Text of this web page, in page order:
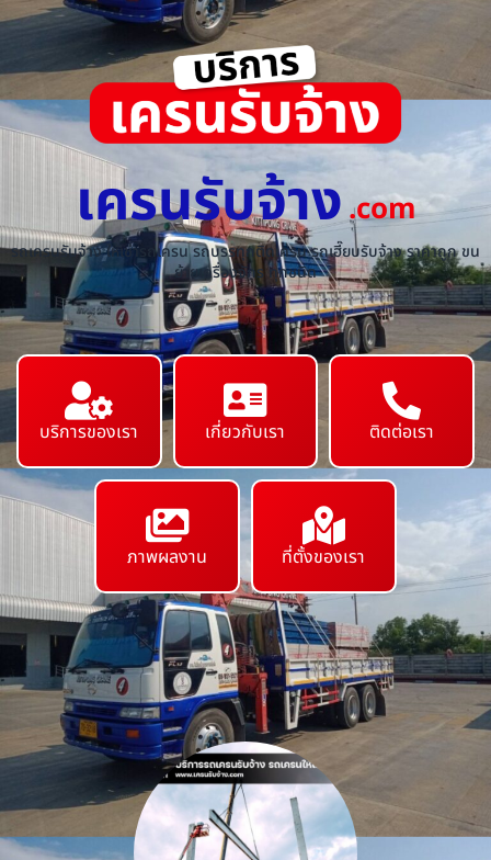
เครนรับจ้าง.com
รถเครนรับจ้าง ให้เช่ารถเครน รถบรรทุกติดเครน รถเฮี๊ยบรับจ้าง ราคาถูก ขน
ย้ายเครื่องจักร ทุกชนิด
บริการของเรา เกี่ยวกับเรา ติดต่อเรา
ภาพผลงาน ที่ตั้งของเรา